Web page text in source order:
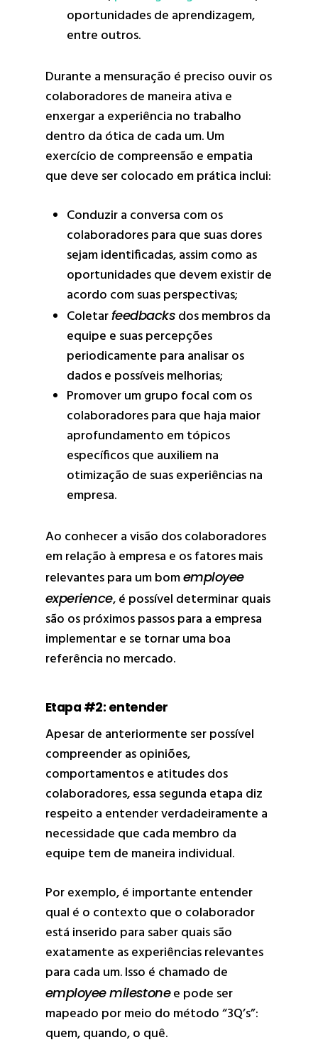
oportunidades de aprendizagem,
entre outros.
Durante a mensuração é preciso ouvir os
colaboradores de maneira ativa e
enxergar a experiência no trabalho
dentro da ótica de cada um. Um
exercício de compreensão e empatia
que deve ser colocado em prática inclui:
Conduzir a conversa com os
colaboradores para que suas dores
sejam identificadas, assim como as
oportunidades que devem existir de
acordo com suas perspectivas;
Coletarfeedbacks dos membros da
equipe e suas percepções
periodicamente para analisar os
dados e possíveis melhorias;
Promover um grupo focal com os
colaboradores para que haja maior
aprofundamento em tópicos
específicos que auxiliem na
otimização de suas experiências na
empresa.
Ao conhecer a visão dos colaboradores
em relação à empresa e os fatores mais
relevantes para um bomemployee
experience, é possível determinar quais
são os próximos passos para a empresa
implementar e se tornar uma boa
referência no mercado.
Etapa #2: entender
Apesar de anteriormente ser possível
compreender as opiniões,
comportamentos e atitudes dos
colaboradores, essa segunda etapa diz
respeito a entender verdadeiramente a
necessidade que cada membro da
equipe tem de maneira individual.
Por exemplo, é importante entender
qual é o contexto que o colaborador
está inserido para saber quais são
exatamente as experiências relevantes
para cada um. Isso é chamado de
employee milestonee pode ser
mapeado por meio do método “3Q’s”:
quem, quando, o quê.